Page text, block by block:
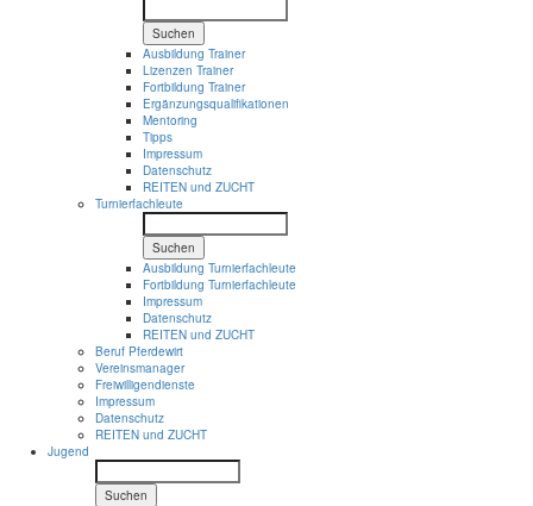
Suchen
Ausbildung Trainer
Lizenzen Trainer
Fortbildung Trainer
Ergänzungsqualifikationen
Mentoring
Tipps
Impressum
Datenschutz
REITEN und ZUCHT
Turnierfachleute
Suchen
Ausbildung Turnierfachleute
Fortbildung Turnierfachleute
Impressum
Datenschutz
REITEN und ZUCHT
Beruf Pferdewirt
Vereinsmanager
Freiwilligendienste
Impressum
Datenschutz
REITEN und ZUCHT
Jugend
Suchen